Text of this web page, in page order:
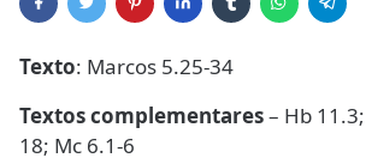
Texto: Marcos 5.25-34
Textos complementares– Hb
18; Mc 6.1-6